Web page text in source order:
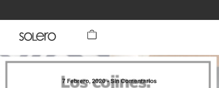
7 Febrero, 2020 • Sin Comentarios